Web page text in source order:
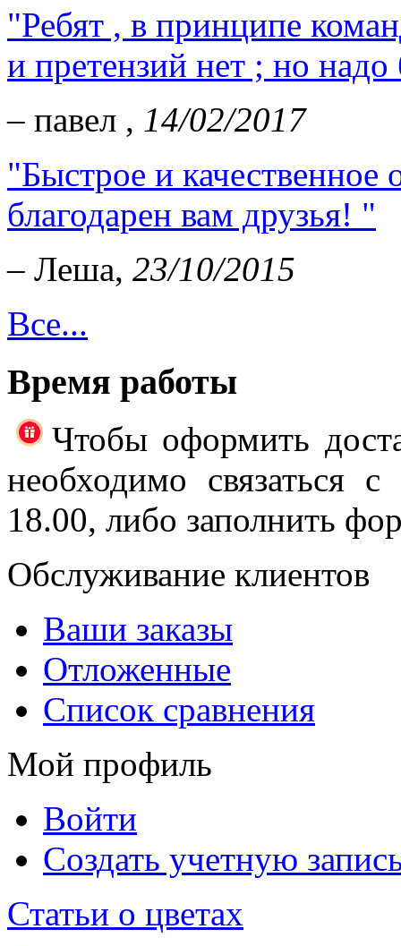
"Ребят , в принципе
и претензий нет ; но
– павел , 14/02/2017
"Быстрое и
благодарен вам друзья! "
– Леша, 23/10/2015
Все...
Время работы
Чтобы оформить
необходимо
18.00, либо заполнить
Обслуживание клиентов
Ваши заказы
Отложенные
Список сравнения
Мой профиль
Войти
Создать учетную
Статьи о цветах